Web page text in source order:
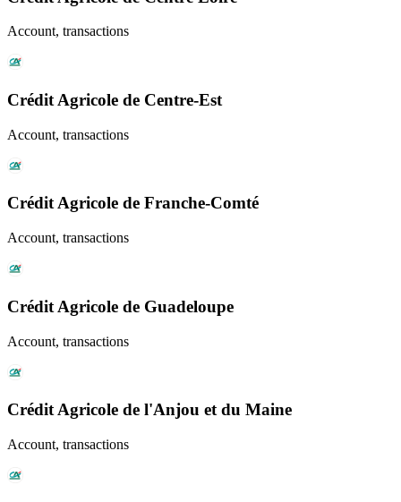
Account, transactions
Crédit Agricole de Centre-Est
Account, transactions
Crédit Agricole de Franche-Comté
Account, transactions
Crédit Agricole de Guadeloupe
Account, transactions
Crédit Agricole de l'Anjou et du Maine
Account, transactions